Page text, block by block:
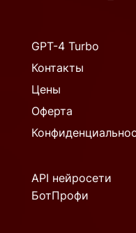
GPT-4 Turbo
Контакты
Цены
Оферта
API нейросети
БотПрофи